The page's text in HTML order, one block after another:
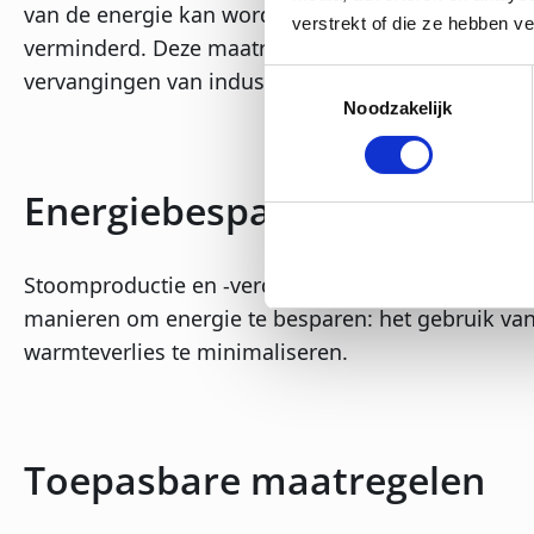
verstrekt of die ze hebben
Noodzakelijk
van de energie kan worden teruggewonnen,
verminderd. Deze maatregel is zeker de moeite
vervangingen van industriële processen.
Energiebesparing in het
Stoomproductie en -verdeling leiden tot
manieren om energie te besparen: het gebruik
warmteverlies te minimaliseren.
Toepasbare maatregelen